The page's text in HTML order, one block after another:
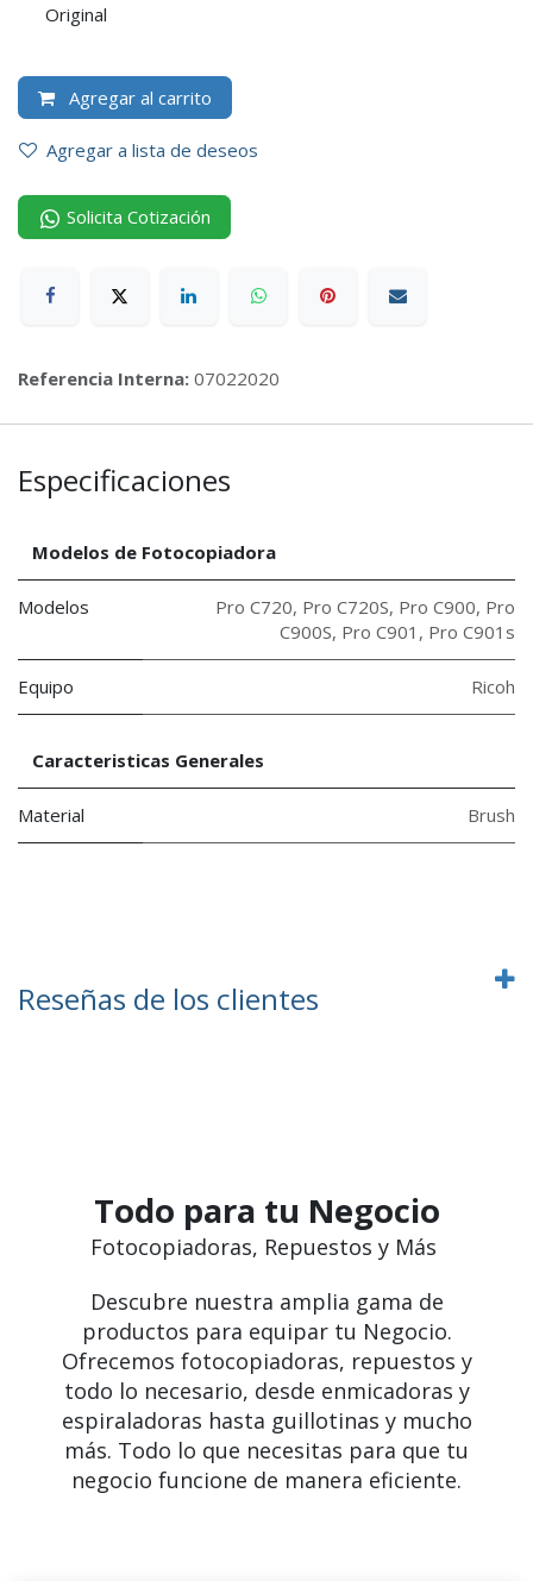
Original
Agregar al carrito
Agregar a lista de deseos
Solicita Cotización
Referencia Interna: 07022020
Especificaciones
Modelos de Fotocopiadora
Modelos Pro C720, Pro C720S, Pro C900, Pro
C900S, Pro C901 , Pro C901s
Equipo Ricoh
Caracteristicas Generales
Material Brush
Reseñas de los clientes
Todo para tu Negocio
Fotocopiadoras, Repuestos y Más
Descubre nuestra amplia gama de
productos para equipar tu Negocio.
Ofrecemos fotocopiadoras, repuestos y
todo lo necesario, desde enmicadoras y
espiraladoras hasta guillotinas y mucho
más. Todo lo que necesitas para que tu
negocio funcione de manera eficiente.